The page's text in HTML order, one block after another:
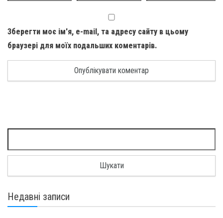
Зберегти моє ім'я, e-mail, та адресу сайту в цьому
браузері для моїх подальших коментарів.
Недавні записи